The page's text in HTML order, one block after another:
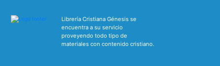
Librería Cristiana Génesis se
encuentra a su servicio
proveyendo todo tipo de
materiales con contenido cristiano.